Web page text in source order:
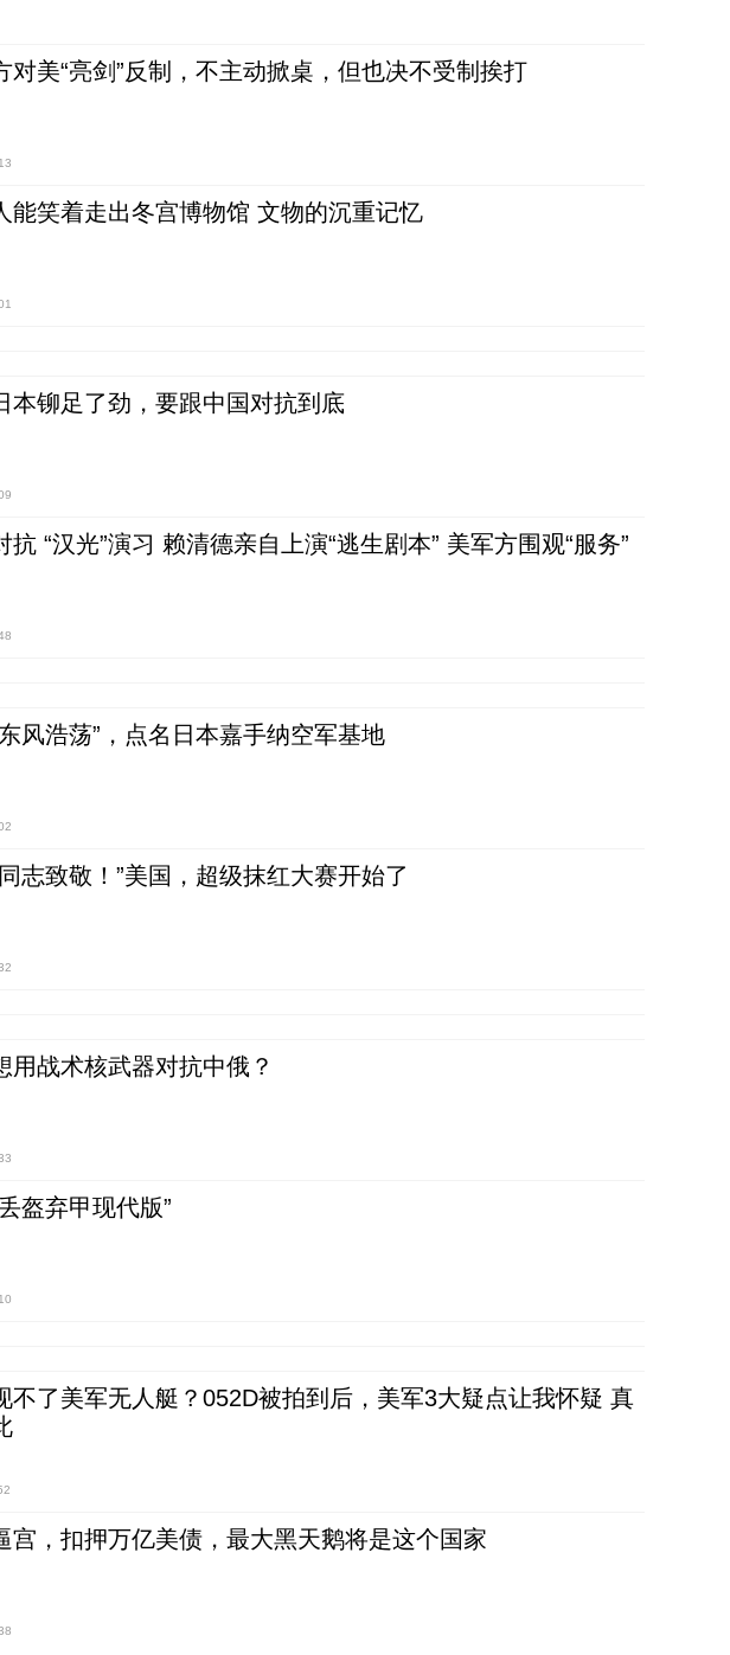
对美“亮剑”反制，不主动掀桌，但也决不受制挨打
能笑着走出冬宫博物馆 文物的沉重记忆
本铆足了劲，要跟中国对抗到底
抗 “汉光”演习 赖清德亲自上演“逃生剧本” 美军方围观“服务”
风浩荡”，点名日本嘉手纳空军基地
志致敬！”美国，超级抹红大赛开始了
用战术核武器对抗中俄？
盔弃甲现代版”
不了美军无人艇？052D被拍到后，美军3大疑点让我怀疑 真
宫，扣押万亿美债，最大黑天鹅将是这个国家